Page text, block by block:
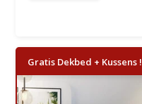
Gratis Dekbed + Kussens !